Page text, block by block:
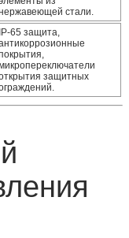
стали.
IP‑65 защита,
защитных